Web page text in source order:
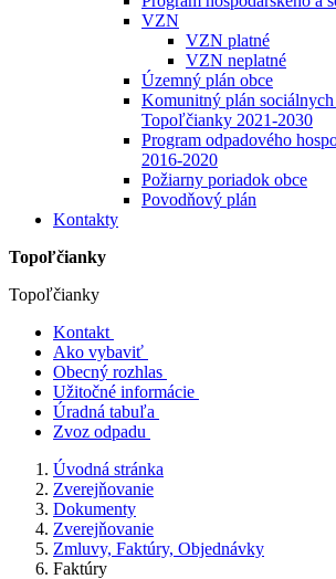
VZN
VZN platné
VZN neplatné
Územný plán obce
Komunitný plán
Topoľčianky 2021-2030
Program odpadového
2016-2020
Požiarny poriadok obce
Povodňový plán
Kontakty
Topoľčianky
Topoľčianky
Kontakt
Ako vybaviť
Obecný rozhlas
Užitočné informácie
Úradná tabuľa
Zvoz odpadu
Úvodná stránka
Zverejňovanie
Dokumenty
Zverejňovanie
Zmluvy, Faktúry, Objednávky
Faktúry